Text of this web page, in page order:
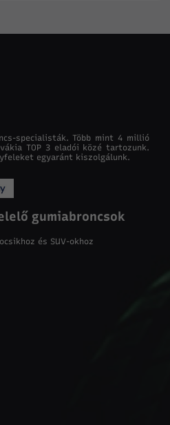
specialisták. Több mint 4 millió
TOP 3 eladói közé tartozunk.
egyaránt kiszolgálunk.
gumiabroncsok
és SUV-okhoz